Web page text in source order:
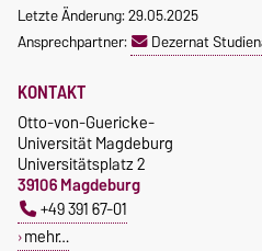
Letzte Änderung: 29.05.2025
Ansprechpartner:
Dezernat
KONTAKT
Otto-von-Guericke-
Universität Magdeburg
Universitätsplatz 2
39106 Magdeburg
+49 391 67-01
mehr…